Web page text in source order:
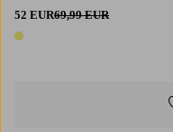
52 EUR69,99 EUR
1 kleur